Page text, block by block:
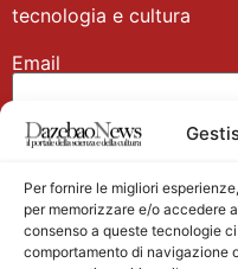
Per fornire le migliori
per memorizzare e/o accedere
consenso a queste tecnologie
comportamento di navigazione
tecnologia e cultura
Email
Nome